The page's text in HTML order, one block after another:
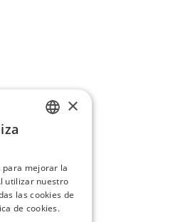
×
para mejorar la
utilizar nuestro
las cookies de
de cookies.